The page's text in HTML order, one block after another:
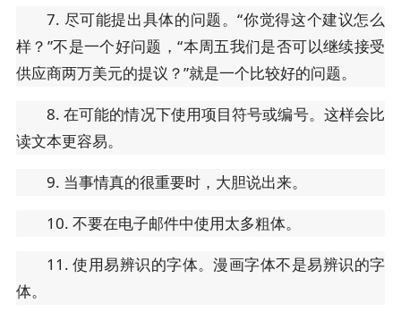
7. 尽可能提出具体的问题。“你觉得这个建议怎么
样？”不是一个好问题，“本周五我们是否可以继续接受
供应商两万美元的提议？”就是一个比较好的问题。
8. 在可能的情况下使用项目符号或编号。这样会比
读文本更容易。
9. 当事情真的很重要时，大胆说出来。
10. 不要在电子邮件中使用太多粗体。
11. 使用易辨识的字体。漫画字体不是易辨识的字
体。